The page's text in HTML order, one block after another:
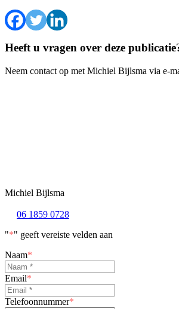
Heeft u vragen over deze
Neem contact op met Michiel Bijlsma via e-
Michiel Bijlsma
06 1859 0728
"*" geeft vereiste velden aan
Naam*
Email*
Telefoonnummer*